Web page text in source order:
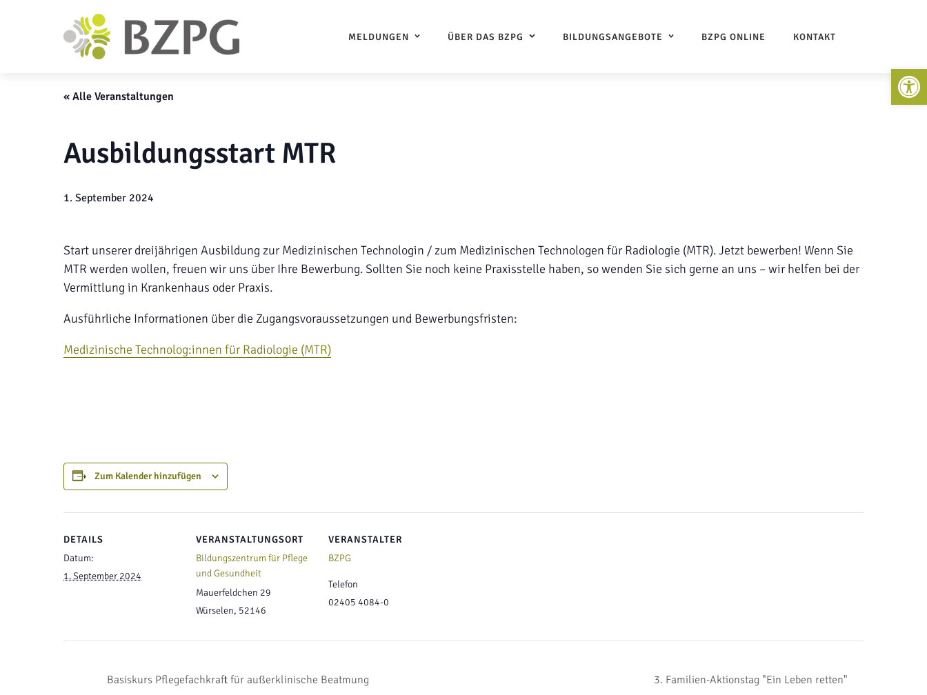
MELDUNGEN ÜBER DAS BZPG BILDUNGSANGEBOTE BZPG ONLINE KONTAKT
« Alle Veranstaltungen
Ausbildungsstart MTR
1. September 2024
Start unserer dreijährigen Ausbildung zur Medizinischen Technologin / zum Medizinischen Technologen für Radiologie (MTR). Jetzt bewerben! Wenn Sie
MTR werden wollen, freuen wir uns über Ihre Bewerbung. Sollten Sie noch keine Praxisstelle haben, so wenden Sie sich gerne an uns – wir helfen bei der
Vermittlung in Krankenhaus oder Praxis.
Ausführliche Informationen über die Zugangsvoraussetzungen und Bewerbungsfristen:
Medizinische Technolog:innen für Radiologie (MTR)
Zum Kalender hinzufügen
DETAILS
Datum:
1. September 2024
VERANSTALTUNGSORT
Bildungszentrum für Pflege
und Gesundheit
Mauerfeldchen 29
Würselen, 52146
VERANSTALTER
BZPG
Telefon
02405 4084-0
Basiskurs Pflegefachkraft für außerklinische Beatmung 3. Familien-Aktionstag "Ein Leben retten"